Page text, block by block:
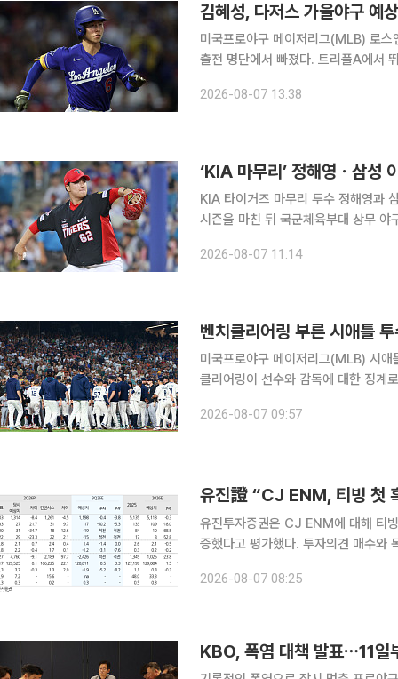
김혜성, 다저스 가을야구 예
미국프로야구 메이저리그(MLB) 로
출전 명단에서 빠졌다. 트리플A에서
을 예상했다. 매체는 선수단이 정상
2026-08-07 13:38
‘KIA 마무리’ 정해영ㆍ삼성
KIA 타이거즈 마무리 투수 정해영과
시즌을 마친 뒤 국군체육부대 상무 야구단에 입대한다. 7일 연합뉴
을 비롯해 우완 투수 한재승과 내야수
2026-08-07 11:14
벤치클리어링 부른 시애틀
미국프로야구 메이저리그(MLB) 시
클리어링이 선수와 감독에 대한 징계로 이어졌다. MLB 사무국은 7일(한
2026-08-07 09:57
유진투자증권은 CJ ENM에 대해 티
증했다고 평가했다. 투자의견 매수와 목표주가 4
“티빙이 2분기 첫 흑자를 달성했다는
2026-08-07 08:25
KBO, 폭염 대책 발표⋯11일